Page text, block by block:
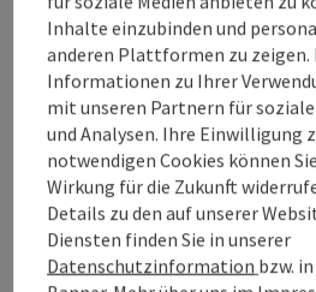
Öffnungszeiten
Anreise/Lage
Eignung
Barrierefreiheit
Inhalte einzubinden und
anderen Plattformen zu zeigen.
Informationen zu Ihrer
mit unseren Partnern für
und Analysen. Ihre Einwilligung
notwendigen Cookies können
Wirkung für die Zukunft
Details zu den auf unserer
Diensten finden Sie in unserer
Datenschutzinformation bzw.